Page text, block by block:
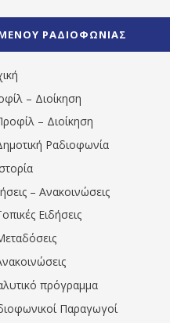
1531194763766854/"
ΡΑΔΙΟΦΩΝΙΑΣ
– Διοίκηση
– Διοίκηση
Ραδιοφωνία
– Ανακοινώσεις
Ειδήσεις
πρόγραμμα
Παραγωγοί